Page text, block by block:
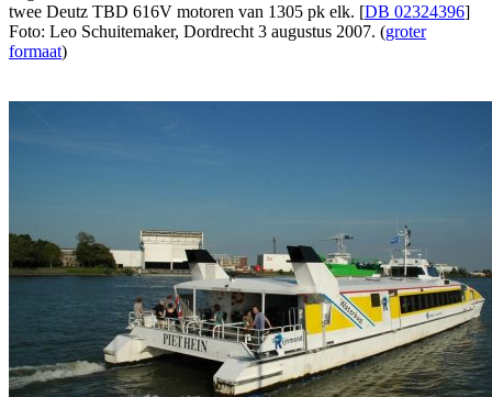
twee Deutz TBD 616V motoren van 1305 pk elk. [DB 02324396]
Foto: Leo Schuitemaker, Dordrecht 3 augustus 2007. (groter
formaat)